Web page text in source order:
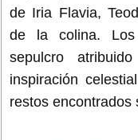
de Iria Flavia,
de la colina. Los
sepulcro
inspiración
restos encontrados